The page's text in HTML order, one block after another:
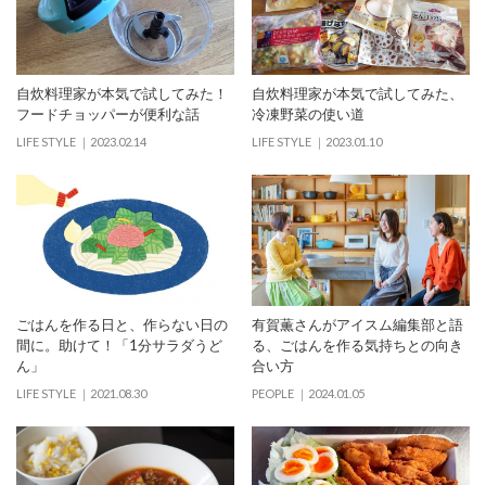
自炊料理家が本気で試してみた！
フードチョッパーが便利な話
LIFE STYLE 2023.02.14
自炊料理家が本気で試してみた、
冷凍野菜の使い道
LIFE STYLE 2023.01.10
ごはんを作る日と、作らない日の
間に。助けて！「1分サラダうど
ん」
LIFE STYLE 2021.08.30
有賀薫さんがアイスム編集部と語
る、ごはんを作る気持ちとの向き
合い方
PEOPLE 2024.01.05